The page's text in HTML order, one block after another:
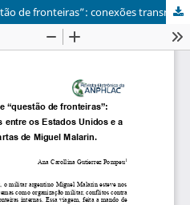
“Questão de índios” e “questão de fronteiras”: conexões transnacionais entre os Estados Unidos e a Argentina pelas cartas de Miguel Malarin